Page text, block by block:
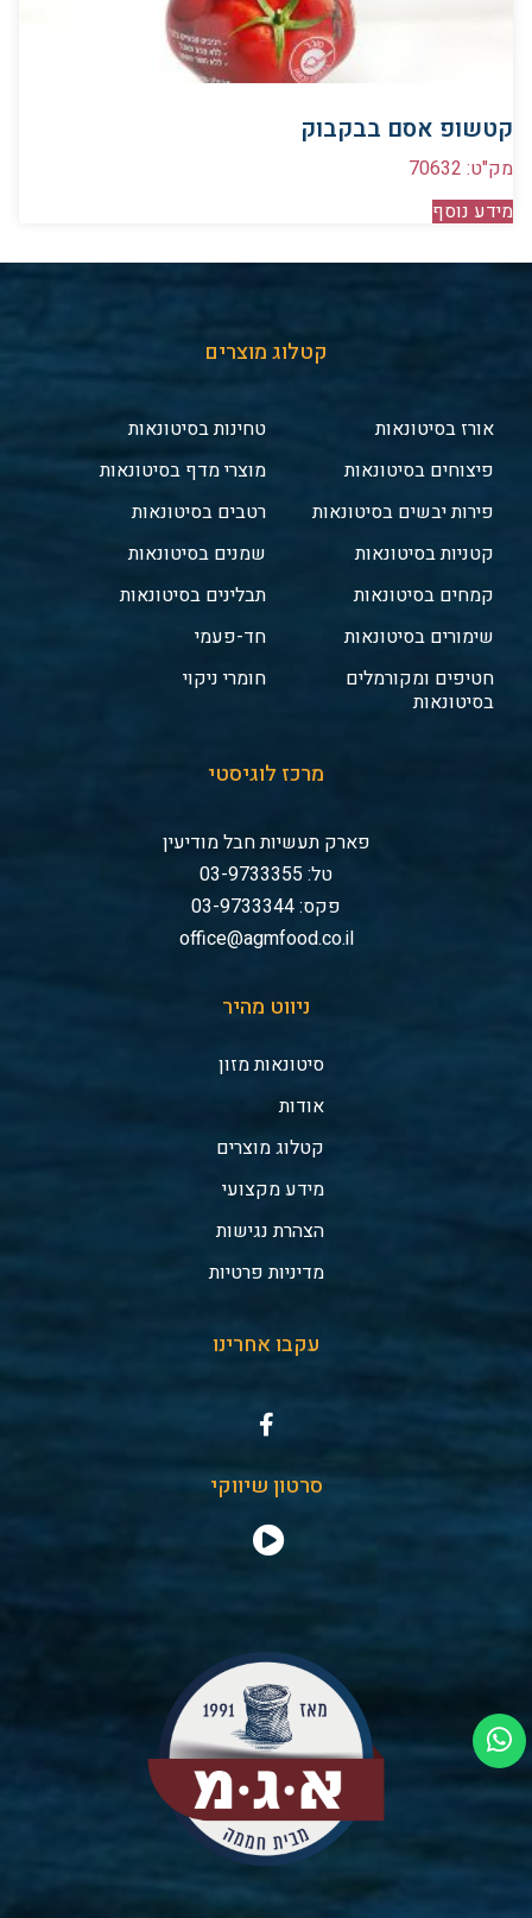
קטשופ אסם בבקבוק
מק"ט: 70632
מידע נוסף
קטלוג מוצרים
אורז בסיטונאות
פיצוחים בסיטונאות
פירות יבשים בסיטונאות
קטניות בסיטונאות
קמחים בסיטונאות
שימורים בסיטונאות
חטיפים ומקורמלים
בסיטונאות
טחינות בסיטונאות
מוצרי מדף בסיטונאות
רטבים בסיטונאות
שמנים בסיטונאות
תבלינים בסיטונאות
חד-פעמי
חומרי ניקוי
מרכז לוגיסטי
פארק תעשיות חבל מודיעין
טל: 03-9733355
פקס: 03-9733344
office@agmfood.co.il
ניווט מהיר
סיטונאות מזון
אודות
קטלוג מוצרים
מידע מקצועי
הצהרת נגישות
מדיניות פרטיות
עקבו אחרינו
סרטון שיווקי